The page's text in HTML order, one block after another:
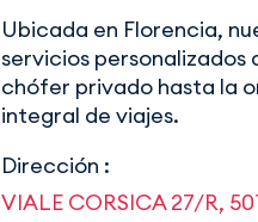
Ubicada en Florencia,
servicios
chófer privado hasta la
integral de viajes.
Dirección :
VIALE CORSICA 27/R,